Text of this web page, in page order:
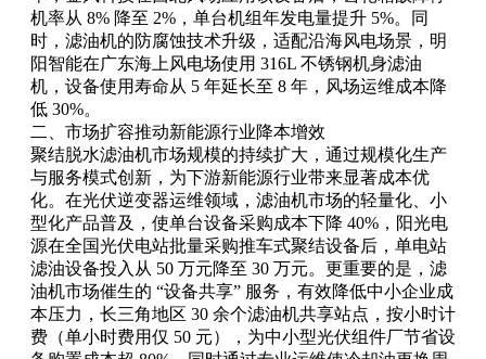
机率从 8% 降至 2%，单台机组年发电量提升 5%。同
时，滤油机的防腐蚀技术升级，适配沿海风电场景，明
阳智能在广东海上风电场使用 316L 不锈钢机身滤油
机，设备使用寿命从 5 年延长至 8 年，风场运维成本降
低 30%。
二、市场扩容推动新能源行业降本增效
聚结脱水滤油机市场规模的持续扩大，通过规模化生产
与服务模式创新，为下游新能源行业带来显著成本优
化。在光伏逆变器运维领域，滤油机市场的轻量化、小
型化产品普及，使单台设备采购成本下降 40%，阳光电
源在全国光伏电站批量采购推车式聚结设备后，单电站
滤油设备投入从 50 万元降至 30 万元。更重要的是，滤
油机市场催生的 “设备共享” 服务，有效降低中小企业成
本压力，长三角地区 30 余个滤油机共享站点，按小时计
费（单小时费用仅 50 元），为中小型光伏组件厂节省设